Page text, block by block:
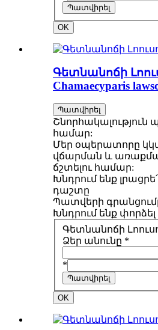
Պատվիրել
OK
Գետնանոճի
Chamaecyparis
Պատվիրել
Շնորհակալություն
համար:
Մեր օպերատորը
վճարման և
ճշտելու համար:
Խնդրում ենք
դաշտը
Պատվերի
Խնդրում ենք փորձել
Գետնանոճի
Ձեր անունը *
*
Պատվիրել
OK